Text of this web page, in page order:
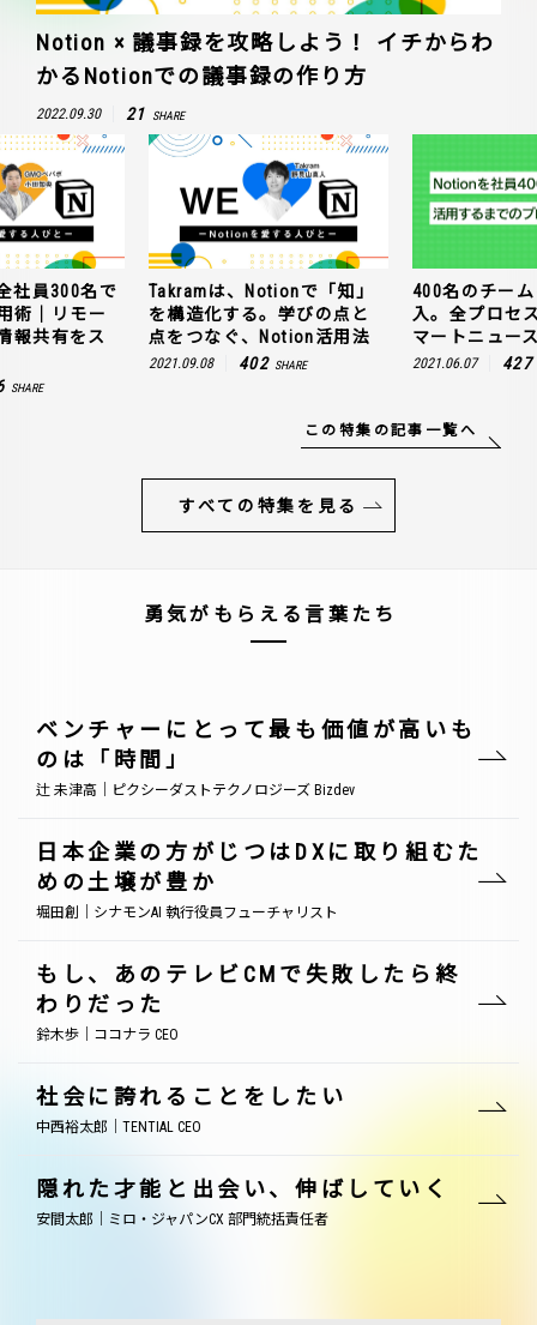
Notion × 議事録を攻略しよう！ イチからわ
かるNotionでの議事録の作り方
2022.09.30 21 SHARE
社員300名で
術｜リモー
報共有をス
SHARE
Takramは、Notionで「知」
を構造化する。学びの点と
点をつなぐ、Notion活用法
2021.09.08 402 SHARE
400名のチー
入。全プロセ
マートニュー
2021.06.07 427
この特集の記事一覧へ
すべての特集を見る
勇気がもらえる言葉たち
ベンチャーにとって最も価値が高いも
のは「時間」
辻 未津高｜ピクシーダストテクノロジーズ Bizdev
日本企業の方がじつはDXに取り組むた
めの土壌が豊か
堀田創｜シナモンAI 執行役員フューチャリスト
もし、あのテレビCMで失敗したら終
わりだった
鈴木歩｜ココナラ CEO
社会に誇れることをしたい
中西裕太郎｜TENTIAL CEO
隠れた才能と出会い、伸ばしていく
安間太郎｜ミロ・ジャパンCX 部門統括責任者